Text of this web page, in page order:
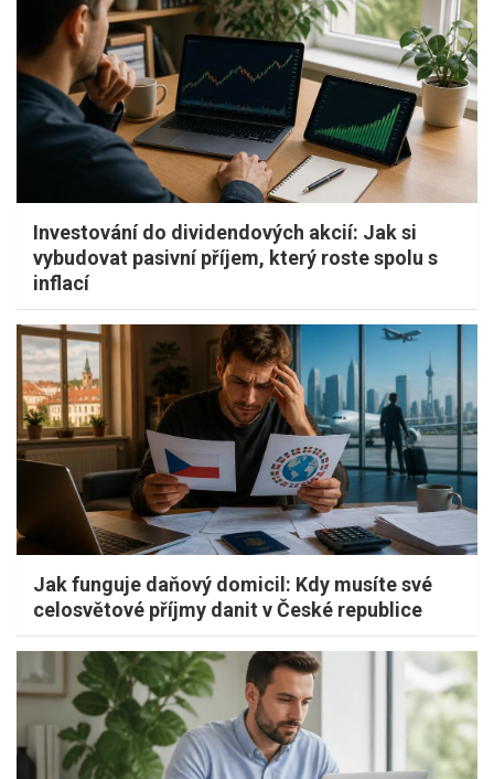
Investování do dividendových akcií: Jak si
vybudovat pasivní příjem, který roste spolu s
inflací
Jak funguje daňový domicil: Kdy musíte své
celosvětové příjmy danit v České republice